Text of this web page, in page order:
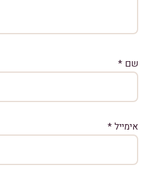
שם *
אימייל*